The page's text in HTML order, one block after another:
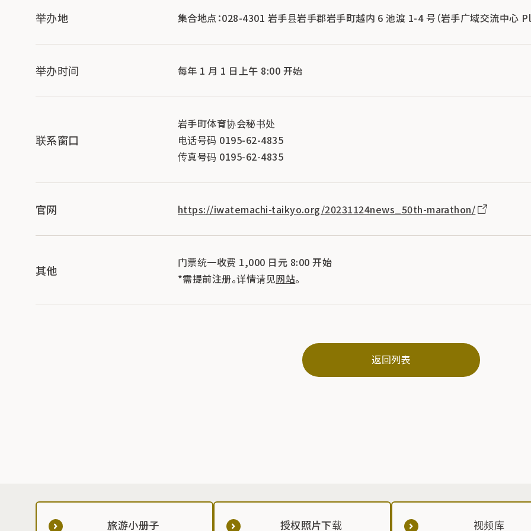
举办地 集合地点：028-4301 岩手县岩手郡岩手町越内 6 池渡 1-4 号（岩手广域交流中心
举办时间 每年 1 月 1 日上午 8:00 开始
联系窗口
岩手町体育协会秘书处
电话号码 0195-62-4835
传真号码 0195-62-4835
官网 https://iwatemachi-taikyo.org/20231124news_50th-marathon/
其他
门票统一收费 1,000 日元 8:00 开始
*需提前注册。详情请见网站。
返回列表
旅游小册子 授权照片下载 视频库